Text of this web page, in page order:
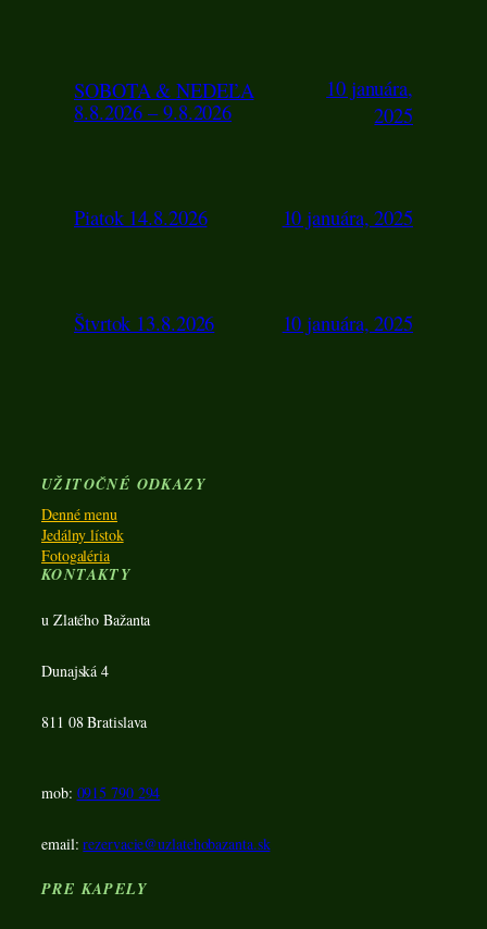
SOBOTA & NEDEĽA
8.8.2026 – 9.8.2026
10 januára,
2025
Piatok 14.8.2026 10 januára, 2025
Štvrtok 13.8.2026 10 januára, 2025
UŽITOČNÉ ODKAZY
Denné menu
Jedálny lístok
Fotogaléria
KONTAKTY
u Zlatého Bažanta
Dunajská 4
811 08 Bratislava
mob: 0915 790 294
email:rezervacie@uzlatehobazanta.sk
PRE KAPELY